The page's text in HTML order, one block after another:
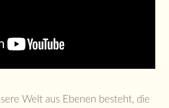
Welt aus Ebenen besteht, die